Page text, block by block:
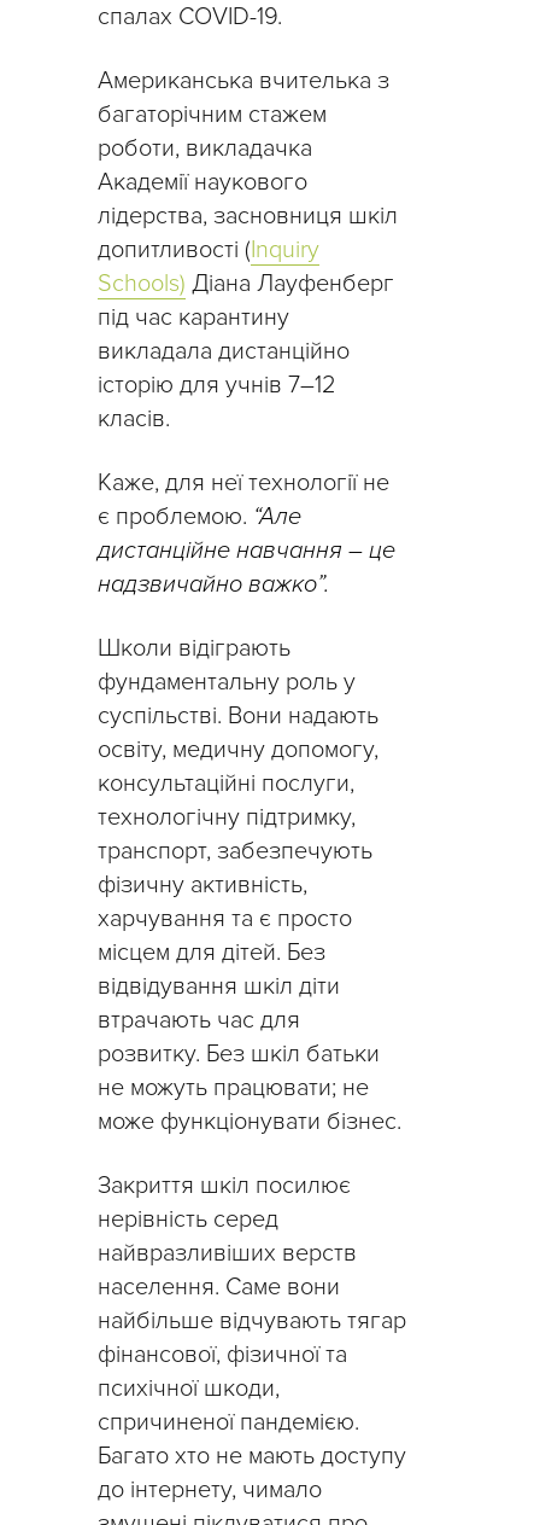
спалах COVID-19.
Американська вчителька з
багаторічним стажем
роботи, викладачка
Академії наукового
лідерства, засновниця шкіл
допитливості (Inquiry
Schools) Діана Лауфенберг
під час карантину
викладала дистанційно
історію для учнів 7–12
класів.
Каже, для неї технології не
є проблемою. “Але
дистанційне навчання – це
надзвичайно важко”.
Школи відіграють
фундаментальну роль у
суспільстві. Вони надають
освіту, медичну допомогу,
консультаційні послуги,
технологічну підтримку,
транспорт, забезпечують
фізичну активність,
харчування та є просто
місцем для дітей. Без
відвідування шкіл діти
втрачають час для
розвитку. Без шкіл батьки
не можуть працювати; не
може функціонувати бізнес.
Закриття шкіл посилює
нерівність серед
найвразливіших верств
населення. Саме вони
найбільше відчувають тягар
фінансової, фізичної та
психічної шкоди,
спричиненої пандемією.
Багато хто не мають доступу
до інтернету, чимало